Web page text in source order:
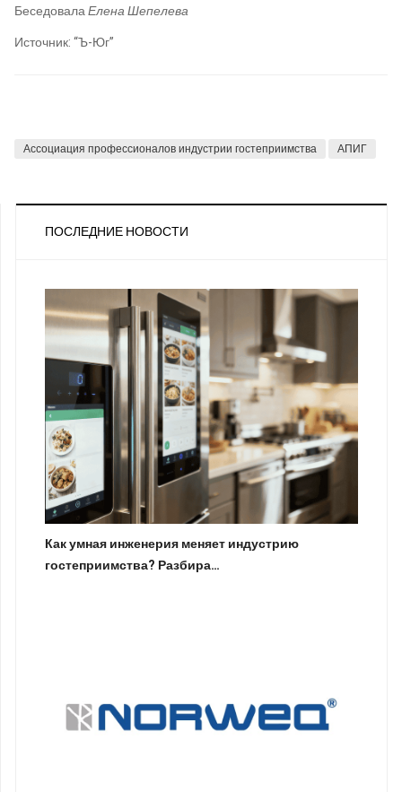
БеседовалаЕлена Шепелева
Источник: “Ъ-Юг”
Ассоциация профессионалов индустрии гостеприимства АПИГ
ПОСЛЕДНИЕ НОВОСТИ
Как умная инженерия меняет индустрию
гостеприимства? Разбира…